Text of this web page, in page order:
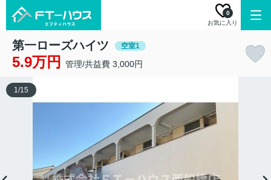
お気に入り
0
第一ローズハイツ 空室1
5.9万円 管理/共益費 3,000円
1/15